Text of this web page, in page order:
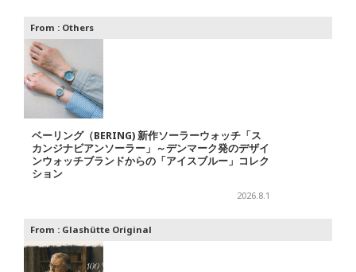
From : Others
ベーリング（BERING) 新作ソーラーウォッチ「ス
カンジナビアンソーラー」～デンマーク発のデザイ
ンウォッチブランドからの「アイスブルー」コレク
ション
2026.8.1
From : Glashütte Original